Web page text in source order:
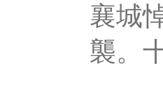
襄城
襲。